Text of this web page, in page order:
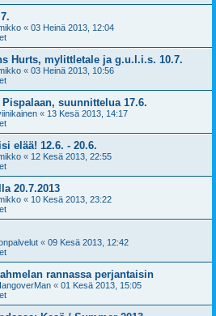
« 03 Heinä 2013, 12:04
Hurts, mylittletale ja g.u.l.i.s. 10.7.
« 03 Heinä 2013, 10:56
Pispalaan, suunnittelua 17.6.
« 13 Kesä 2013, 14:17
elää! 12.6. - 20.6.
« 12 Kesä 2013, 22:55
20.7.2013
« 10 Kesä 2013, 23:22
« 09 Kesä 2013, 12:42
rannassa perjantaisin
« 01 Kesä 2013, 15:05